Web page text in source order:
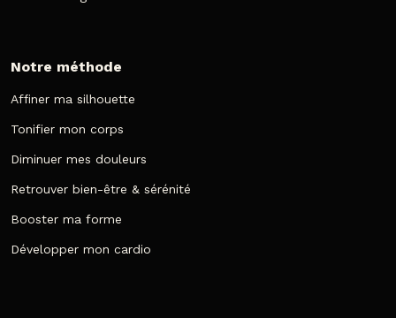
Notre méthode
Affiner ma silhouette
Tonifier mon corps
Diminuer mes douleurs
Retrouver bien-être & sérénité
Booster ma forme
Développer mon cardio